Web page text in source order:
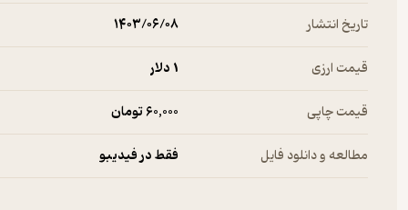
تاریخ انتشار ۱۴۰۳/۰۶/۰۸
قیمت ارزی 1 دلار
قیمت چاپی 60,000 تومان
مطالعه و دانلود فایل فقط در فیدیبو